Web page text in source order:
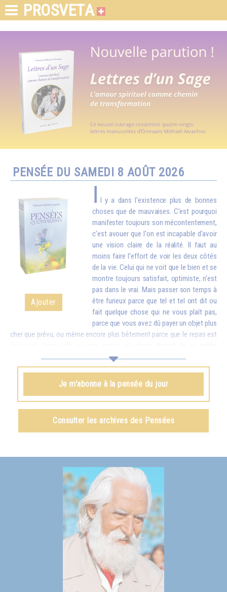
PROSVETA
PENSÉE DU SAMEDI 8 AOÛT 2026
Ajouter
I l y a dans l'existence plus de bonnes
choses que de mauvaises. C'est pourquoi
manifester toujours son mécontentement,
c'est avouer que l'on est incapable d'avoir
une vision claire de la réalité. Il faut au
moins faire l'effort de voir les deux côtés
de la vie. Celui qui ne voit que le bien et se
montre toujours satisfait, optimiste, n'est
pas dans le vrai. Mais passer son temps à
être furieux parce que tel et tel ont dit ou
fait quelque chose qui ne vous plaît pas,
parce que vous avez dû payer un objet plus
cher que prévu, ou même encore plus bêtement parce que le repas est
inconvénients comme si c'étaient des catastrophes, cela finit par vous
rendre stupide. Mettez donc en balance ces détails avec toutes les
richesses que vous apporte la vie. Quand vous vous apercevrez que,
pour de petites contrariétés, vous êtes prêt à oublier combien il y a de
choses belles et bonnes dans le monde et à troubler la vie de votre
Omraam Mikhaël Aïvanhov
Je m'abonne à la pensée du jour
Consulter les archives des Pensées